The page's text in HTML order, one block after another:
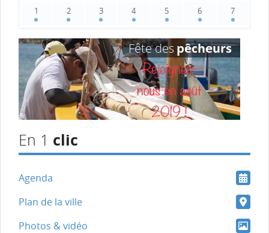
1 2 3 4 5 6 7
En 1 clic
Agenda
Plan de la ville
Photos & vidéo